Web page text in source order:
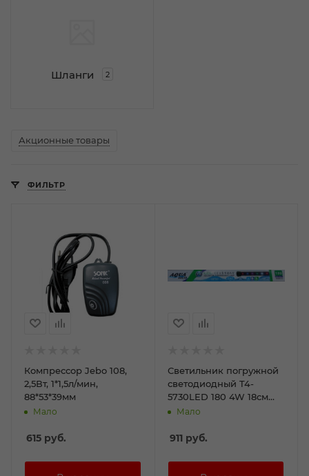
Шланги 2
Акционные товары
ФИЛЬТР
Компрессор Jebo 108,
2,5Вт, 1*1,5л/мин,
88*53*39мм
Мало
615 руб.
Светильник погружной
светодиодный T4-
5730LED 180 4W 18см
три режима свечения
Мало
911 руб.